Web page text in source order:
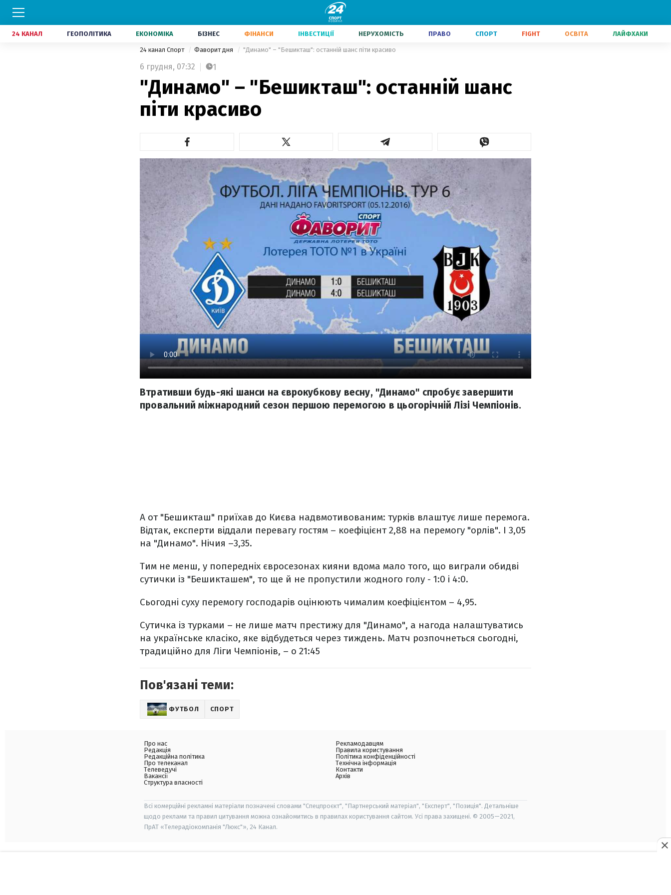
24 КАНАЛ ГЕОПОЛІТИКА ЕКОНОМІКА БІЗНЕС ФІНАНСИ ІНВЕСТИЦІЇ НЕРУХОМІСТЬ ПРАВО СПОРТ FIGHT ОСВІТА ЛАЙФХАКИ
24 канал Спорт Фаворит дня "Динамо" – "Бешикташ": останній шанс піти красиво
6 грудня, 07:32 1
"Динамо" – "Бешикташ": останній шанс
піти красиво
Втративши будь-які шанси на єврокубкову весну, "Динамо" спробує завершити
провальний міжнародний сезон першою перемогою в цьогорічній Лізі Чемпіонів.
А от "Бешикташ" приїхав до Києва надвмотивованим: турків влаштує лише перемога.
Відтак, експерти віддали перевагу гостям – коефіцієнт 2,88 на перемогу "орлів". І 3,05
на "Динамо". Нічия –3,35.
Тим не менш, у попередніх євросезонах кияни вдома мало того, що виграли обидві
сутички із "Бешикташем", то ще й не пропустили жодного голу - 1:0 і 4:0.
Сьогодні суху перемогу господарів оцінюють чималим коефіцієнтом – 4,95.
Сутичка із турками – не лише матч престижу для "Динамо", а нагода налаштуватись
на українське класіко, яке відбудеться через тиждень. Матч розпочнеться сьогодні,
традиційно для Ліги Чемпіонів, – о 21:45
Пов'язані теми:
ФУТБОЛ СПОРТ
Про нас
Редакція
Редакційна політика
Про телеканал
Телеведучі
Вакансії
Структура власності
Рекламодавцям
Правила користування
Політика конфіденційності
Технічна інформація
Контакти
Архів
Всі комерційні рекламні матеріали позначені словами "Спецпроєкт", "Партнерський матеріал", "Експерт", "Позиція". Детальніше
щодо реклами та правил цитування можна ознайомитись в правилах користування сайтом. Усі права захищені. © 2005—2021,
ПрАТ «Телерадіокомпанія "Люкс"», 24 Канал.